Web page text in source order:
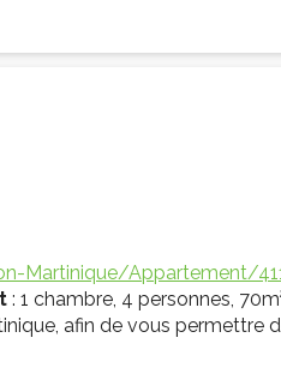
Martinique/Appartement/
: 1 chambre, 4 personnes,
afin de vous permettre